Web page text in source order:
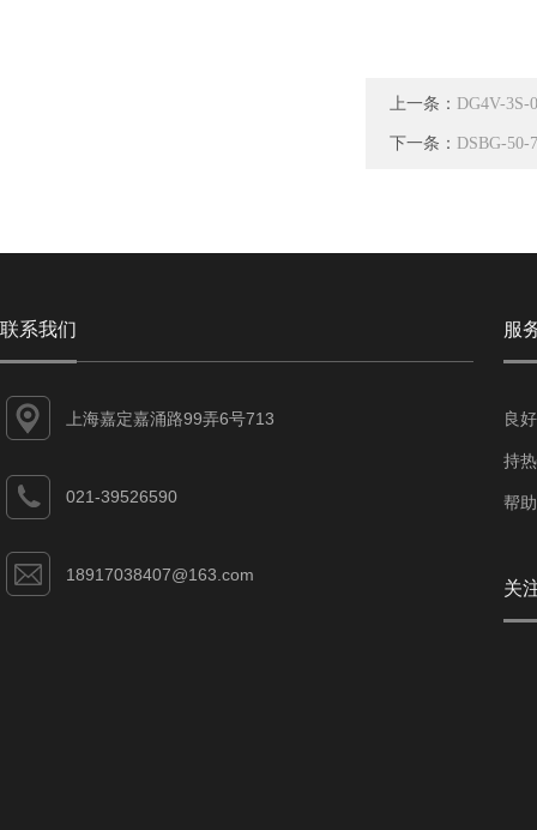
上一条： DG4V-
下一条： DSBG-50-
联系我们
上海嘉定嘉涌路99弄6号713
021-39526590
18917038407@163.com
服
良
持
帮
关